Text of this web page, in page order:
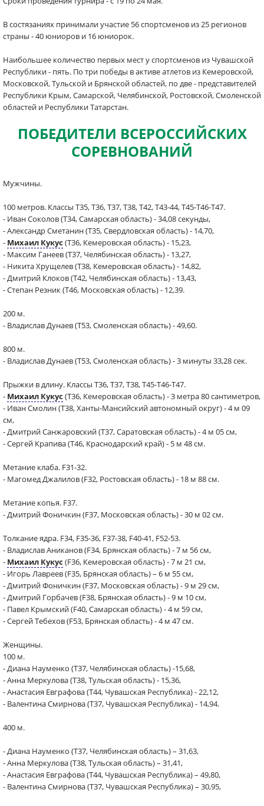
В состязаниях принимали участие 56 спортсменов из 25 регионов
страны - 40 юниоров и 16 юниорок.
Наибольшее количество первых мест у спортсменов из Чувашской
Республики - пять. По три победы в активе атлетов из Кемеровской,
Московской, Тульской и Брянской областей, по две - представителей
Республики Крым, Самарской, Челябинской, Ростовской, Смоленской
областей и Республики Татарстан.
ПОБЕДИТЕЛИ ВСЕРОССИЙСКИХ
СОРЕВНОВАНИЙ
Мужчины.
100 метров. Классы Т35, Т36, Т37, Т38, Т42, Т43-44, Т45-Т46-Т47.
- Иван Соколов (Т34, Самарская область) - 34,08 секунды,
- Александр Сметанин (Т35, Свердловская область) - 14,70,
- Михаил Кукус (Т36, Кемеровская область) - 15,23,
- Максим Ганеев (Т37, Челябинская область) - 13,27,
- Никита Хрущелев (Т38, Кемеровская область) - 14,82,
- Дмитрий Клоков (Т42, Челябинская область) - 13,43,
- Степан Резник (Т46, Московская область) - 12,39.
200 м.
- Владислав Дунаев (Т53, Смоленская область) - 49,60.
800 м.
- Владислав Дунаев (Т53, Смоленская область) - 3 минуты 33,28 сек.
Прыжки в длину. Классы Т36, Т37, Т38, Т45-Т46-Т47.
- Михаил Кукус (Т36, Кемеровская область) - 3 метра 80 сантиметров,
- Иван Смолин (Т38, Ханты-Мансийский автономный округ) - 4 м 09
см,
- Дмитрий Санжаровский (Т37, Саратовская область) - 4 м 05 см,
- Сергей Крапива (Т46, Краснодарский край) - 5 м 48 см.
Метание клаба. F31-32.
- Магомед Джалилов (F32, Ростовская область) - 18 м 88 см.
Метание копья. F37.
- Дмитрий Фоничкин (F37, Московская область) - 30 м 02 см.
Толкание ядра. F34, F35-36, F37-38, F40-41, F52-53.
- Владислав Аниканов (F34, Брянская область) - 7 м 56 см,
- Михаил Кукус (F36, Кемеровская область) - 7 м 21 см,
- Игорь Лавреев (F35, Брянская область) – 6 м 55 см,
- Дмитрий Фоничкин (F37, Московская область) - 9 м 29 см,
- Дмитрий Горбачев (F38, Брянская область) - 9 м 10 см,
- Павел Крымский (F40, Самарская область) - 4 м 59 см,
- Сергей Тебехов (F53, Брянская область) - 4 м 47 см.
Женщины.
100 м.
- Диана Науменко (Т37, Челябинская область) -15,68,
- Анна Меркулова (Т38, Тульская область) - 15,36,
- Анастасия Евграфова (Т44, Чувашская Республика) - 22,12,
- Валентина Смирнова (Т37, Чувашская Республика) - 14,94.
400 м.
- Диана Науменко (Т37, Челябинская область) – 31,63,
- Анна Меркулова (Т38, Тульская область) – 31,41,
- Анастасия Евграфова (Т44, Чувашская Республика) – 49,80,
- Валентина Смирнова (Т37, Чувашская Республика) – 30,95,